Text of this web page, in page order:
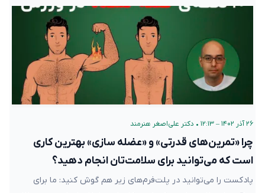
۲۶ آذر ۱۴۰۲ – ۱۲:۱۳ • دکتر علی‌اصغر هنرمند
چرا «تمرین‌های قدرتی» و «عضله سازی» بهترین کاری
است که می‌توانید برای سلامت‌تان انجام دهید؟
پادکست را می‌توانید در پلت‌فرم‌های زیر هم گوش کنید: ما برای